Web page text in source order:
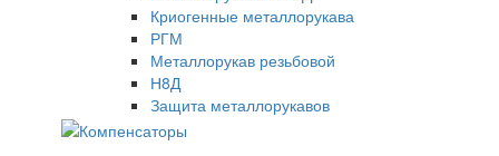
Криогенные металлорукава
РГМ
Металлорукав резьбовой
Н8Д
Защита металлорукавов